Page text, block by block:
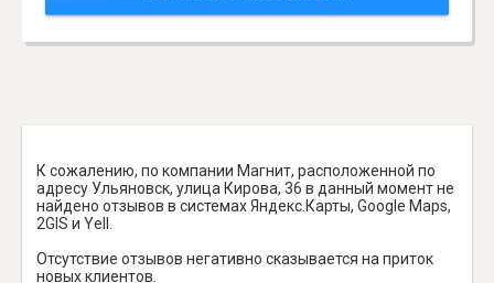
К сожалению, по компании Магнит, расположенной по
адресу Ульяновск, улица Кирова, 36 в данный момент не
найдено отзывов в системах Яндекс.Карты, Google Maps,
2GIS и Yell.
Отсутствие отзывов негативно сказывается на приток
новых клиентов.